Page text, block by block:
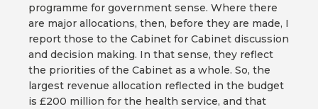
programme for government sense. Where there
are major allocations, then, before they are made, I
report those to the Cabinet for Cabinet discussion
and decision making. In that sense, they reflect
the priorities of the Cabinet as a whole. So, the
largest revenue allocation reflected in the budget
is £200 million for the health service, and that